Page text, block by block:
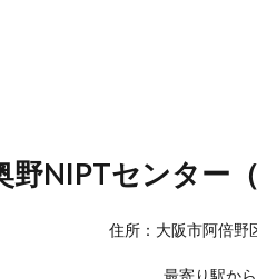
野NIPTセンター
住所：大阪市阿倍野
最寄り駅か